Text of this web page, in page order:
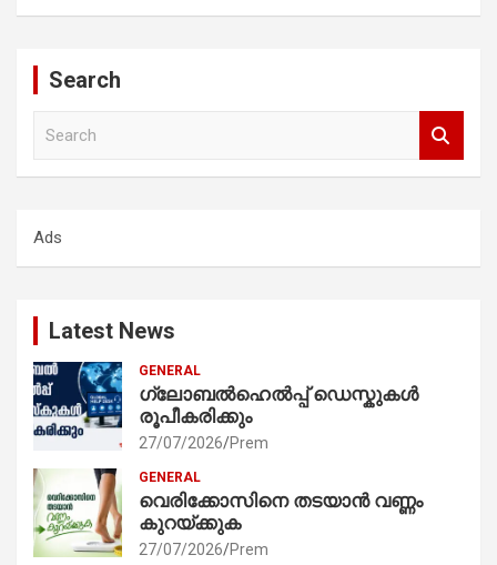
Search
h
Ads
Latest News
GENERAL
ഗ്ലോബൽഹെൽപ്പ് ഡെസ്കുകൾ
രൂപീകരിക്കും
27/07/2026 Prem
GENERAL
വെരിക്കോസിനെ തടയാൻ വണ്ണം
കുറയ്ക്കുക
27/07/2026 Prem